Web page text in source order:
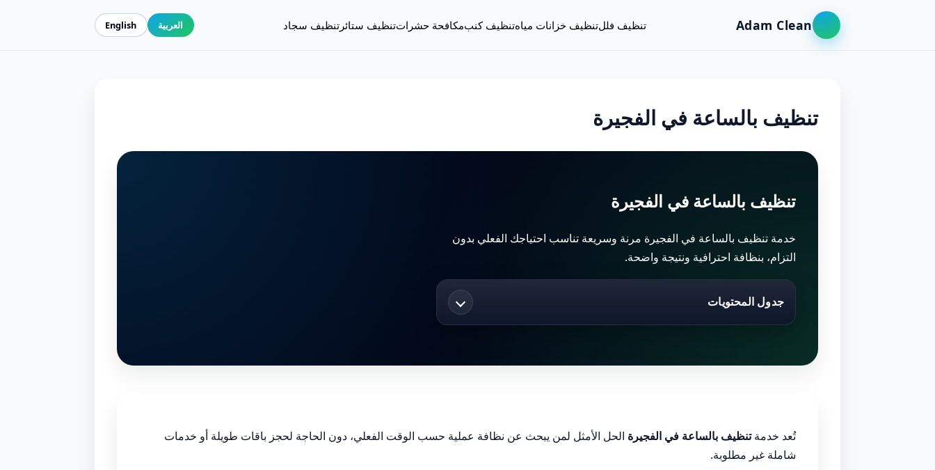
Adam Clean تنظيف فللتنظيف خزانات مياهتنظيف كنبمكافحة حشراتتنظيف ستائر تنظيف سجاد العربية English
تنظيف بالساعة في الفجيرة
تنظيف بالساعة في الفجيرة
خدمة تنظيف بالساعة في الفجيرة مرنة وسريعة تناسب احتياجك الفعلي بدون
التزام، بنظافة احترافية ونتيجة واضحة.
جدول المحتويات
تُعد خدمةتنظيف بالساعة في الفجيرة الحل الأمثل لمن يبحث عن نظافة عملية حسب الوقت الفعلي، دون الحاجة لحجز باقات طويلة أو خدمات
شاملة غير مطلوبة.